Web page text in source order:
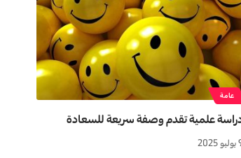
عامة
علمية تقدم وصفة سريعة للسعادة